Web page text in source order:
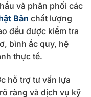
và phân phối các
Bản chất lượng
đều được kiểm tra
bình ắc quy, hệ
thực tế.
hỗ trợ tư vấn lựa
ràng và dịch vụ kỹ